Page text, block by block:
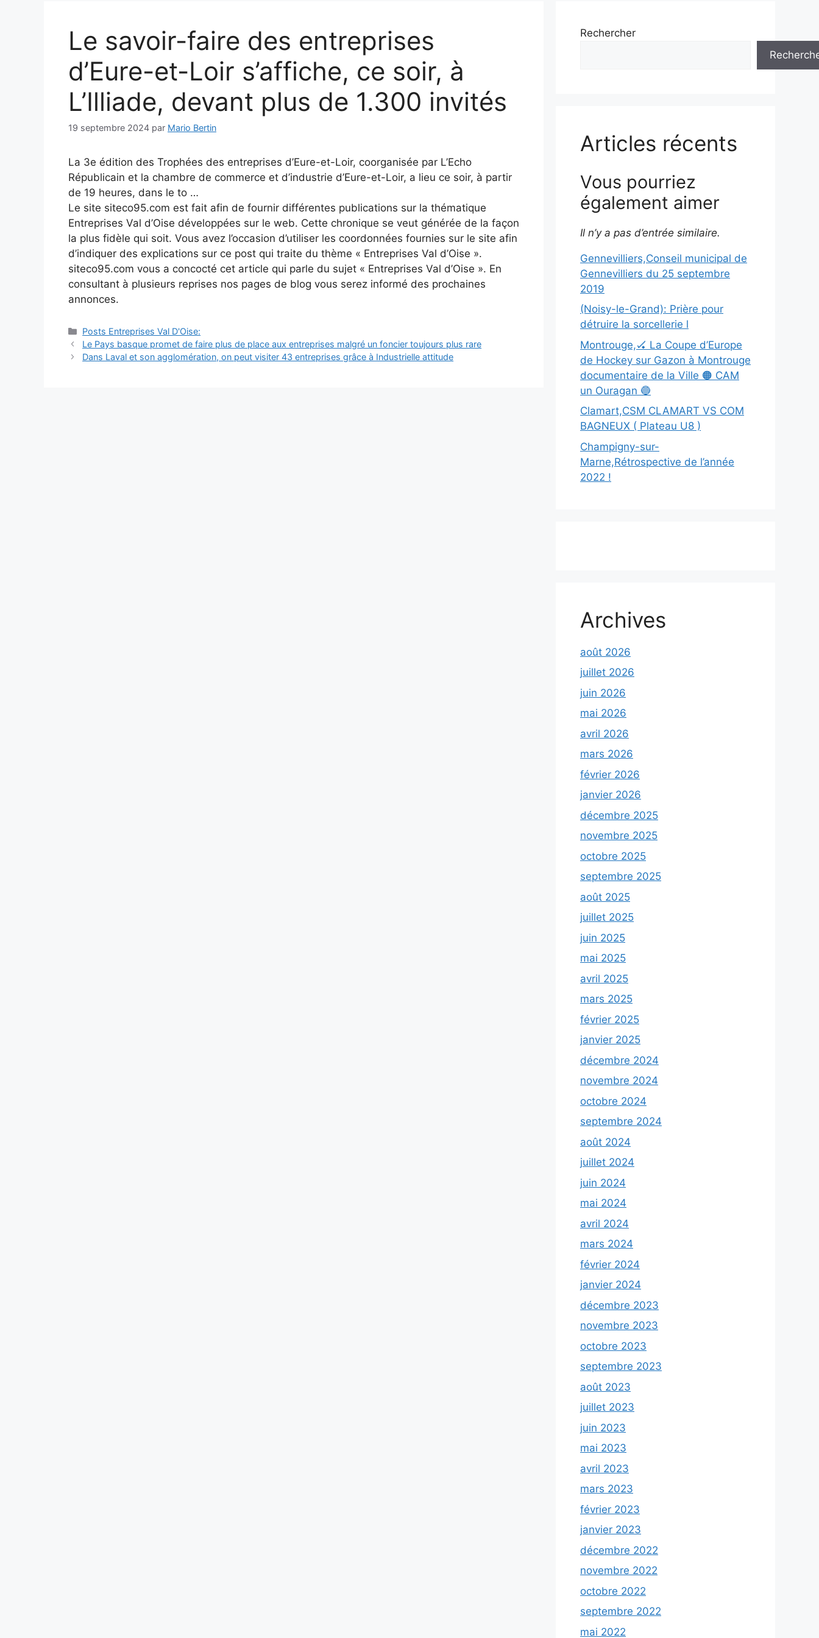
Le savoir-faire des entreprises
d’Eure-et-Loir s’affiche, ce soir, à
L’Illiade, devant plus de 1.300 invités
19 septembre 2024 par Mario Bertin
La 3e édition des Trophées des entreprises d’Eure-et-Loir, coorganisée par L’Echo
Républicain et la chambre de commerce et d’industrie d’Eure-et-Loir, a lieu ce soir, à partir
de 19 heures, dans le to …
Le site siteco95.com est fait afin de fournir différentes publications sur la thématique
Entreprises Val d’Oise développées sur le web. Cette chronique se veut générée de la façon
la plus fidèle qui soit. Vous avez l’occasion d’utiliser les coordonnées fournies sur le site afin
d’indiquer des explications sur ce post qui traite du thème « Entreprises Val d’Oise ».
siteco95.com vous a concocté cet article qui parle du sujet « Entreprises Val d’Oise ». En
consultant à plusieurs reprises nos pages de blog vous serez informé des prochaines
annonces.
Catégories
Posts Entreprises Val D'Oise:
Navigation
des
Le Pays basque promet de faire plus de place aux entreprises malgré un foncier toujours plus rare
Dans Laval et son agglomération, on peut visiter 43 entreprises grâce à Industrielle attitude
Rechercher
Articles récents
Vous pourriez
également aimer
Il n’y a pas d’entrée similaire.
Gennevilliers,Conseil municipal de
Gennevilliers du 25 septembre
2019
(Noisy-le-Grand): Prière pour
détruire la sorcellerie l
Montrouge,🏑 La Coupe d’Europe
de Hockey sur Gazon à Montrouge
documentaire de la Ville 🟠 CAM
un Ouragan 🔵
Clamart,CSM CLAMART VS COM
BAGNEUX ( Plateau U8 )
Champigny-sur-
Marne,Rétrospective de l’année
2022 !
Archives
août 2026
juillet 2026
juin 2026
mai 2026
avril 2026
mars 2026
février 2026
janvier 2026
décembre 2025
novembre 2025
octobre 2025
septembre 2025
août 2025
juillet 2025
juin 2025
mai 2025
avril 2025
mars 2025
février 2025
janvier 2025
décembre 2024
novembre 2024
octobre 2024
septembre 2024
août 2024
juillet 2024
juin 2024
mai 2024
avril 2024
mars 2024
février 2024
janvier 2024
décembre 2023
novembre 2023
octobre 2023
septembre 2023
août 2023
juillet 2023
juin 2023
mai 2023
avril 2023
mars 2023
février 2023
janvier 2023
décembre 2022
novembre 2022
octobre 2022
septembre 2022
mai 2022